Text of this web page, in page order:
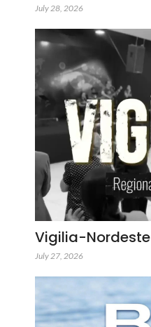
July 28, 2026
Vigilia-Nordeste
July 27, 2026